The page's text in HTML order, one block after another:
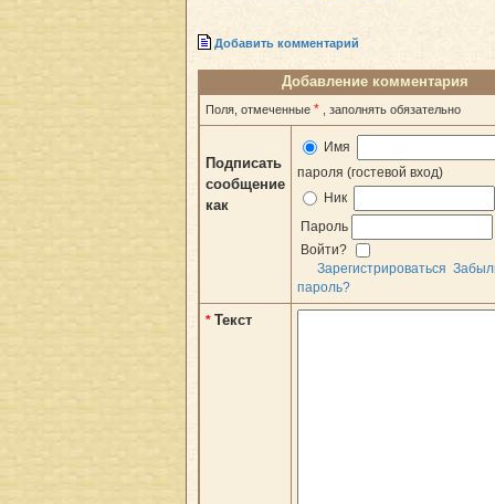
Добавить комментарий
Добавление комментария
Поля, отмеченные * , заполнять обязательно
Подписать
сообщение
как
Имя
пароля (гостевой вход)
Ник
Пароль
Войти?
Зарегистрироваться
пароль?
* Текст